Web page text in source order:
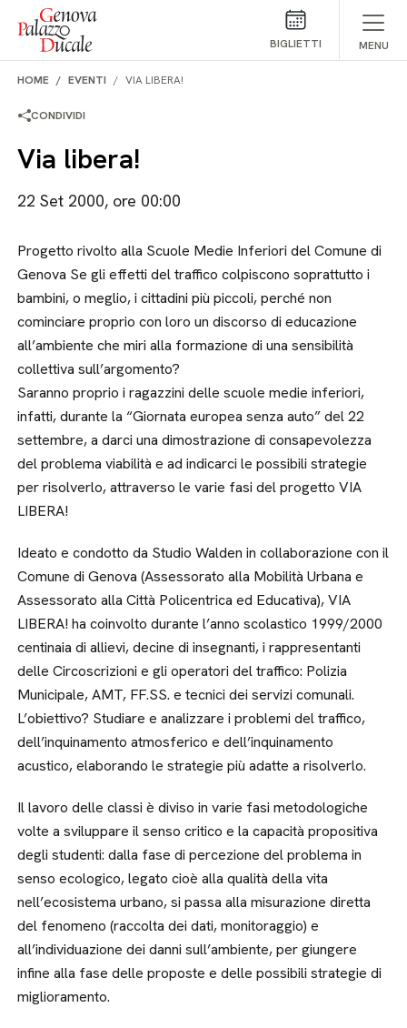
Salta al contenuto
BIGLIETTI MENU
HOME EVENTI VIA LIBERA!
CONDIVIDI
Via libera!
22 Set 2000, ore 00:00
Progetto rivolto alla Scuole Medie Inferiori del Comune di
Genova Se gli effetti del traffico colpiscono soprattutto i
bambini, o meglio, i cittadini più piccoli, perché non
cominciare proprio con loro un discorso di educazione
all’ambiente che miri alla formazione di una sensibilità
collettiva sull’argomento?
Saranno proprio i ragazzini delle scuole medie inferiori,
infatti, durante la “Giornata europea senza auto” del 22
settembre, a darci una dimostrazione di consapevolezza
del problema viabilità e ad indicarci le possibili strategie
per risolverlo, attraverso le varie fasi del progetto VIA
LIBERA!
Ideato e condotto da Studio Walden in collaborazione con il
Comune di Genova (Assessorato alla Mobilità Urbana e
Assessorato alla Città Policentrica ed Educativa), VIA
LIBERA! ha coinvolto durante l’anno scolastico 1999/2000
centinaia di allievi, decine di insegnanti, i rappresentanti
delle Circoscrizioni e gli operatori del traffico: Polizia
Municipale, AMT, FF.SS. e tecnici dei servizi comunali.
L’obiettivo? Studiare e analizzare i problemi del traffico,
dell’inquinamento atmosferico e dell’inquinamento
acustico, elaborando le strategie più adatte a risolverlo.
Il lavoro delle classi è diviso in varie fasi metodologiche
volte a sviluppare il senso critico e la capacità propositiva
degli studenti: dalla fase di percezione del problema in
senso ecologico, legato cioè alla qualità della vita
nell’ecosistema urbano, si passa alla misurazione diretta
del fenomeno (raccolta dei dati, monitoraggio) e
all’individuazione dei danni sull’ambiente, per giungere
infine alla fase delle proposte e delle possibili strategie di
miglioramento.